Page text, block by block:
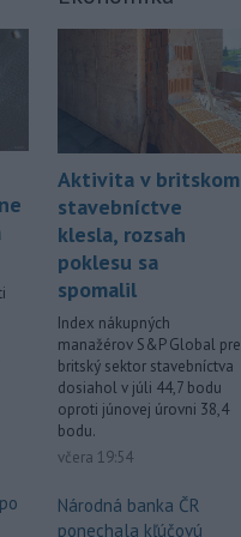
Aktivita v britskom
stavebníctve
klesla, rozsah
poklesu sa
spomalil
Index nákupných
manažérov S&P Global pre
britský sektor stavebníctva
dosiahol v júli 44,7 bodu
oproti júnovej úrovni 38,4
bodu.
včera 19:54
Národná banka ČR
ponechala kľúčovú